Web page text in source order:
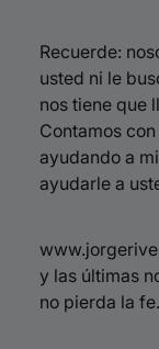
Recuerde:
usted ni le
nos tiene que
Contamos
ayudando a
ayudarle a
y las últimas
no pierda la fe.